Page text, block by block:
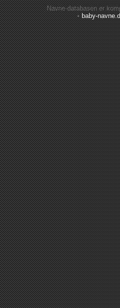
Navne-databasen er
•baby-